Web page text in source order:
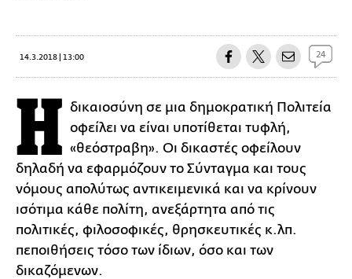
14.3.2018 | 13:00 24
Η δικαιοσύνη σε μια δημοκρατική Πολιτεία
οφείλει να είναι υποτίθεται τυφλή,
«θεόστραβη». Οι δικαστές οφείλουν
δηλαδή να εφαρμόζουν το Σύνταγμα και τους
νόμους απολύτως αντικειμενικά και να κρίνουν
ισότιμα κάθε πολίτη, ανεξάρτητα από τις
πολιτικές, φιλοσοφικές, θρησκευτικές κ.λπ.
πεποιθήσεις τόσο των ίδιων, όσο και των
δικαζόμενων.